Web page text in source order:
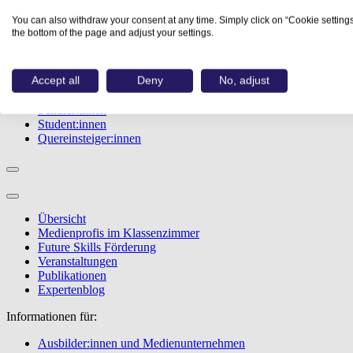
Studiengänge
Events
Berufstest
Informationen für:
Student:innen
Quereinsteiger:innen
Übersicht
Medienprofis im Klassenzimmer
Future Skills Förderung
Veranstaltungen
Publikationen
Expertenblog
Informationen für:
Ausbilder:innen und Medienunternehmen
You can also withdraw your consent at any time. Simply click on “Cookie
the bottom of the page and adjust your settings.
Accept all Deny No, adjust